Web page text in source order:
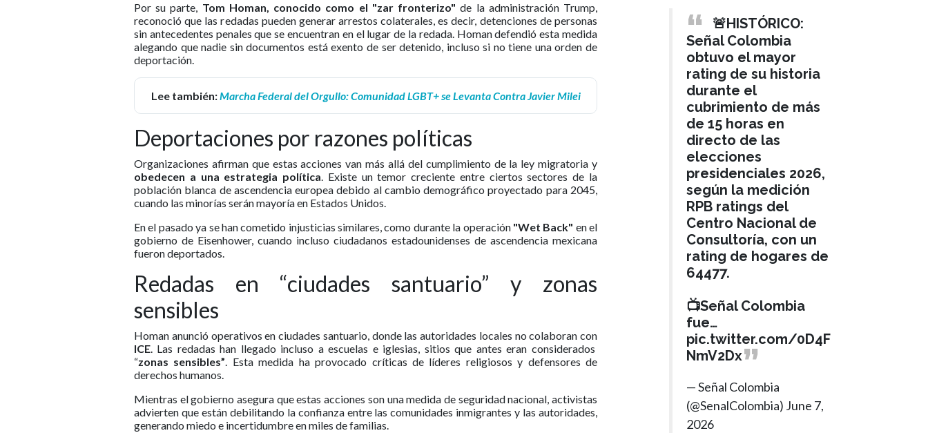
Por su parte, Tom Homan, conocido como el "zar fronterizo" de la administración Trump,
reconoció que las redadas pueden generar arrestos colaterales, es decir, detenciones de personas
sin antecedentes penales que se encuentran en el lugar de la redada. Homan defendió esta medida
alegando que nadie sin documentos está exento de ser detenido, incluso si no tiene una orden de
deportación.
Lee también:Marcha Federal del Orgullo: Comunidad LGBT+ se Levanta Contra Javier Milei
Deportaciones por razones políticas
Organizaciones afirman que estas acciones van más allá del cumplimiento de la ley migratoria y
obedecen a una estrategia política. Existe un temor creciente entre ciertos sectores de la
población blanca de ascendencia europea debido al cambio demográfico proyectado para 2045,
cuando las minorías serán mayoría en Estados Unidos.
En el pasado ya se han cometido injusticias similares, como durante la operación "Wet Back" en el
gobierno de Eisenhower, cuando incluso ciudadanos estadounidenses de ascendencia mexicana
fueron deportados.
Redadas en “ciudades santuario” y zonas
sensibles
Homan anunció operativos en ciudades santuario, donde las autoridades locales no colaboran con
ICE. Las redadas han llegado incluso a escuelas e iglesias, sitios que antes eran considerados
“zonas sensibles”. Esta medida ha provocado críticas de líderes religiosos y defensores de
derechos humanos.
Mientras el gobierno asegura que estas acciones son una medida de seguridad nacional, activistas
advierten que están debilitando la confianza entre las comunidades inmigrantes y las autoridades,
generando miedo e incertidumbre en miles de familias.
🚨HISTÓRICO:
Señal Colombia
obtuvo el mayor
rating de su historia
durante el
cubrimiento de más
de 15 horas en
directo de las
elecciones
presidenciales 2026,
según la medición
RPB ratings del
Centro Nacional de
Consultoría, con un
rating de hogares de
64477.
📺Señal Colombia
fue…
pic.twitter.com/0D4F
NmV2Dx
— Señal Colombia
(@SenalColombia) June 7,
2026